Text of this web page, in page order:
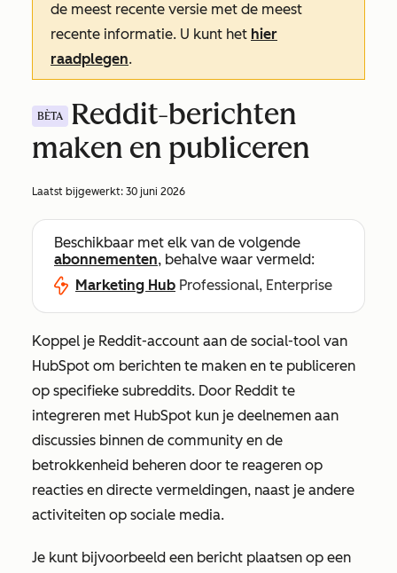
de meest recente versie met de meest
recente informatie. U kunt het hier
raadplegen.
BÈTA
Reddit-berichten
maken en publiceren
Laatst bijgewerkt: 30 juni 2026
Beschikbaar met elk van de volgende
abonnementen, behalve waar vermeld:
Marketing Hub Professional, Enterprise
Koppel je Reddit-account aan de social-tool van
HubSpot om berichten te maken en te publiceren
op specifieke subreddits. Door Reddit te
integreren met HubSpot kun je deelnemen aan
discussies binnen de community en de
betrokkenheid beheren door te reageren op
reacties en directe vermeldingen, naast je andere
activiteiten op sociale media.
Je kunt bijvoorbeeld een bericht plaatsen op een